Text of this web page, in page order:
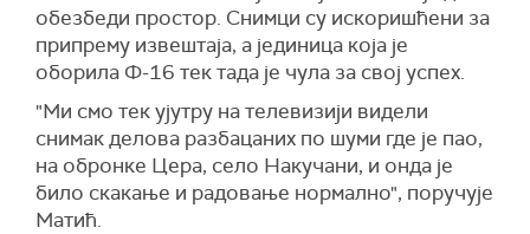
обезбеди простор. Снимци су искоришћени за
припрему извештаја, а јединица која је
оборила Ф-16 тек тада је чула за свој успех.
"Ми смо тек ујутру на телевизији видели
снимак делова разбацаних по шуми где је пао,
на обронке Цера, село Накучани, и онда је
било скакање и радовање нормално", поручује
Матић.